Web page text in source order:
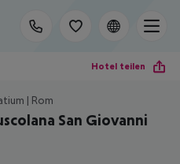
Hotel teilen
| Rom
San Giovanni